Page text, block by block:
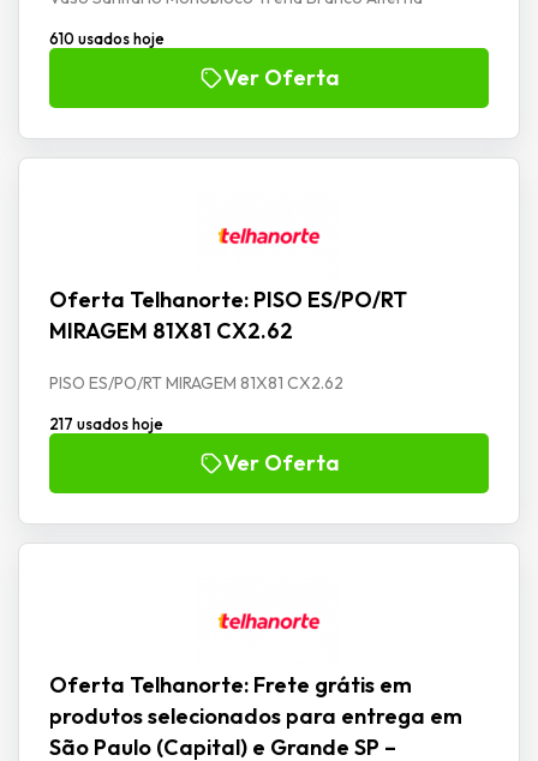
610 usados hoje
Ver Oferta
Oferta Telhanorte: PISO ES/PO/RT
MIRAGEM 81X81 CX2.62
PISO ES/PO/RT MIRAGEM 81X81 CX2.62
217 usados hoje
Ver Oferta
Oferta Telhanorte: Frete grátis em
produtos selecionados para entrega em
São Paulo (Capital) e Grande SP –